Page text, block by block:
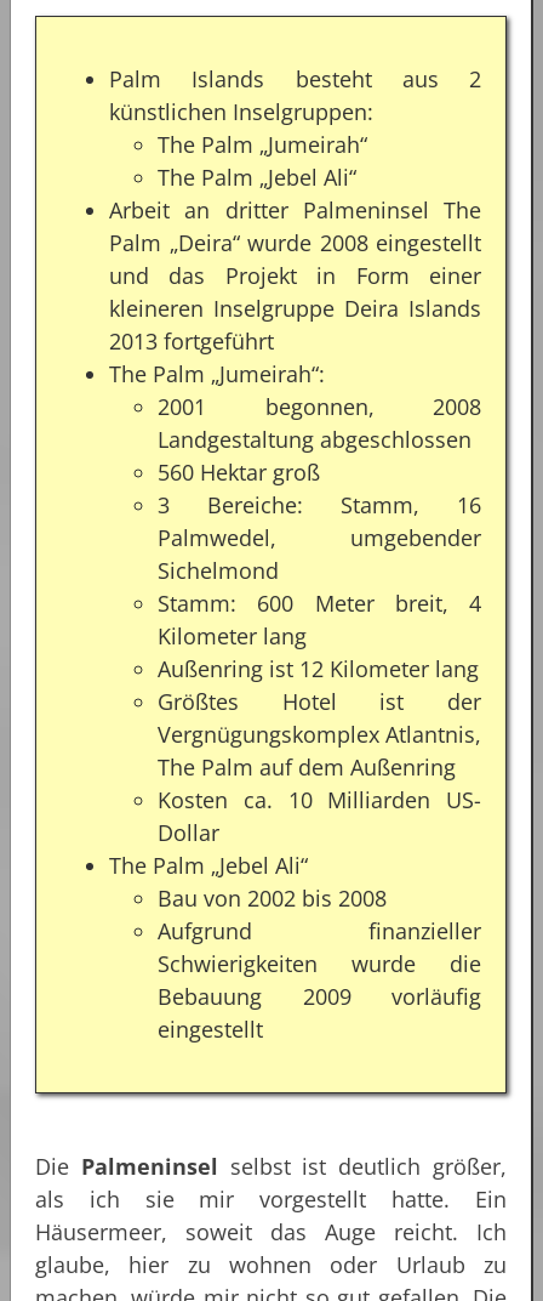
Palm Islands besteht aus 2
künstlichen Inselgruppen:
The Palm „Jumeirah“
The Palm „Jebel Ali“
Arbeit an dritter Palmeninsel The
Palm „Deira“ wurde 2008 eingestellt
und das Projekt in Form einer
kleineren Inselgruppe Deira Islands
2013 fortgeführt
The Palm „Jumeirah“:
2001 begonnen, 2008
Landgestaltung abgeschlossen
560 Hektar groß
3 Bereiche: Stamm, 16
Palmwedel, umgebender
Sichelmond
Stamm: 600 Meter breit, 4
Kilometer lang
Außenring ist 12 Kilometer lang
Größtes Hotel ist der
Vergnügungskomplex Atlantnis,
The Palm auf dem Außenring
Kosten ca. 10 Milliarden US-
Dollar
The Palm „Jebel Ali“
Bau von 2002 bis 2008
Aufgrund finanzieller
Schwierigkeiten wurde die
Bebauung 2009 vorläufig
eingestellt
Die Palmeninsel selbst ist deutlich größer,
als ich sie mir vorgestellt hatte. Ein
Häusermeer, soweit das Auge reicht. Ich
glaube, hier zu wohnen oder Urlaub zu